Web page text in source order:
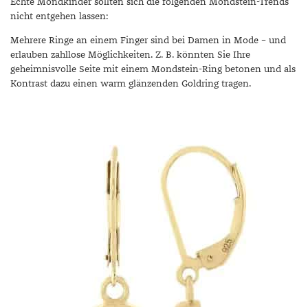
Echte Mondkinder sollten sich die folgenden Mondstein-Trends
nicht entgehen lassen:
Mehrere Ringe an einem Finger sind bei Damen in Mode – und
erlauben zahllose Möglichkeiten. Z. B. könnten Sie Ihre
geheimnisvolle Seite mit einem Mondstein-Ring betonen und als
Kontrast dazu einen warm glänzenden Goldring tragen.